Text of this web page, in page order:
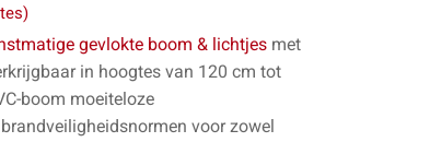
gevlokte boom & lichtjes met
in hoogtes van 120 cm tot
boom moeiteloze
voor zowel